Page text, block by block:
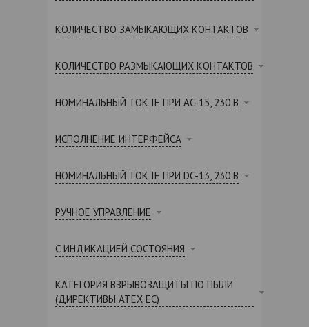
КОЛИЧЕСТВО ЗАМЫКАЮЩИХ КОНТАКТОВ
КОЛИЧЕСТВО РАЗМЫКАЮЩИХ КОНТАКТОВ
НОМИНАЛЬНЫЙ ТОК IE ПРИ AC-15, 230 В
ИСПОЛНЕНИЕ ИНТЕРФЕЙСА
НОМИНАЛЬНЫЙ ТОК IE ПРИ DC-13, 230 В
РУЧНОЕ УПРАВЛЕНИЕ
С ИНДИКАЦИЕЙ СОСТОЯНИЯ
КАТЕГОРИЯ ВЗРЫВОЗАЩИТЫ ПО ПЫЛИ
(ДИРЕКТИВЫ ATEX ЕС)